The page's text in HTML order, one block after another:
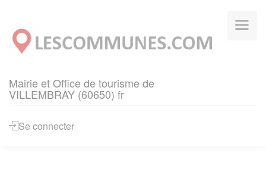
Mairie et Office de tourisme de
VILLEMBRAY (60650) fr
Se connecter